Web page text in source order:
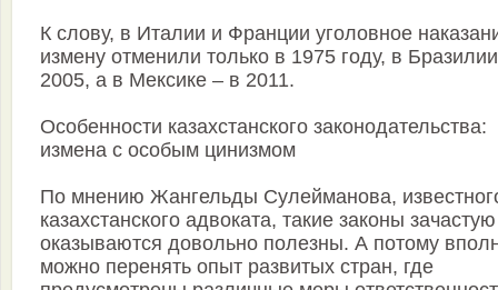
К слову, в Италии и Франции уголовное
измену отменили только в 1975 году, в
2005, а в Мексике – в 2011.
Особенности казахстанского законодательства:
измена с особым цинизмом
По мнению Жангельды Сулейманова,
казахстанского адвоката, такие законы зачастую
оказываются довольно полезны. А потому
можно перенять опыт развитых стран, где